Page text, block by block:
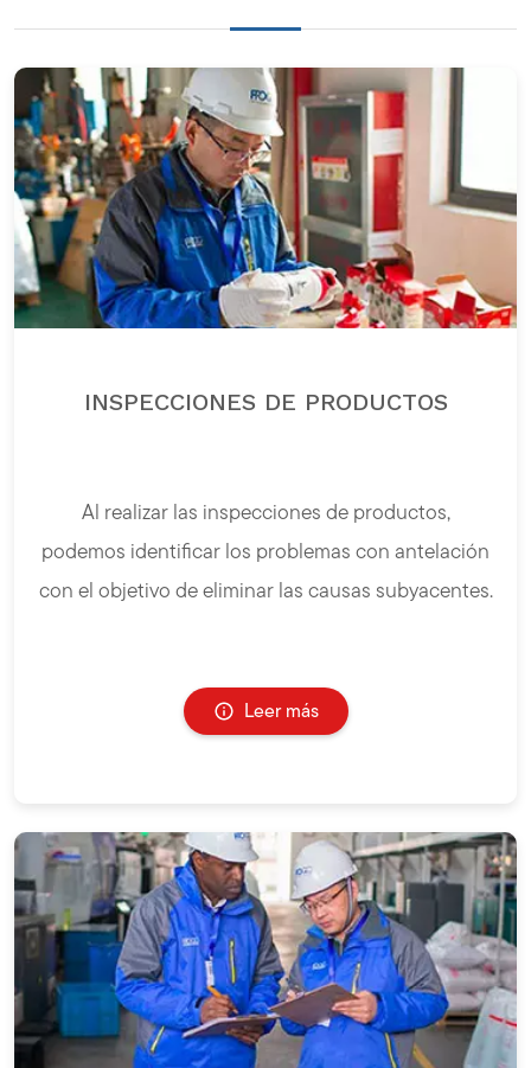
INSPECCIONES DE PRODUCTOS
Al realizar las inspecciones de productos,
podemos identificar los problemas con antelación
con el objetivo de eliminar las causas subyacentes.
Leer más